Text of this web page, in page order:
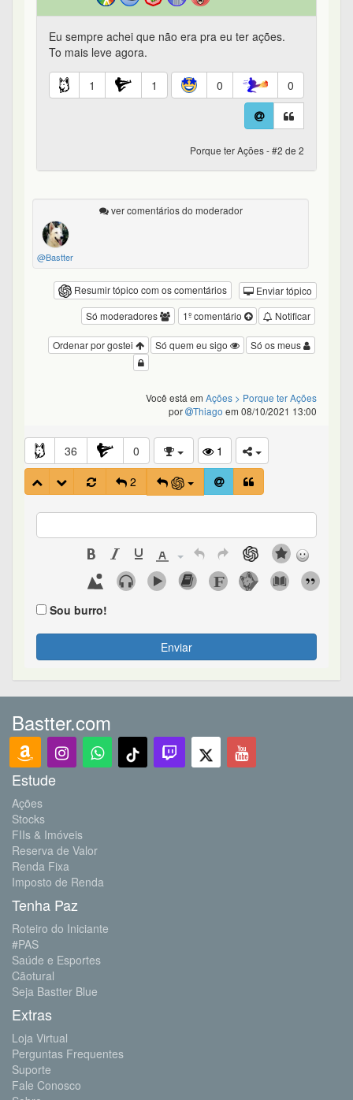
Eu sempre achei que não era pra eu ter ações.
To mais leve agora.
1 1 0 0
Porque ter Ações - #2 de 2
ver comentários do moderador
@Bastter
Resumir tópico com os comentários
Enviar tópico
Notificar
1º comentário
Só moderadores
Só os meus
Só quem eu sigo
Ordenar por gostei
Você está em Ações > Porque ter Ações
por
Thiago em 08/10/2021 13:00
36 0
1
2
Sou burro!
Enviar
Bastter.com
Estude
Ações
Stocks
FIIs & Imóveis
Reserva de Valor
Renda Fixa
Imposto de Renda
Tenha Paz
Roteiro do Iniciante
#PAS
Saúde e Esportes
Cãotural
Seja Bastter Blue
Extras
Loja Virtual
Perguntas Frequentes
Suporte
Fale Conosco